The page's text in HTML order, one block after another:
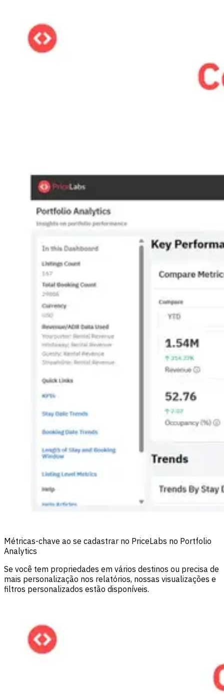
Métricas-chave ao se cadastrar no PriceLabs no Portfolio
Analytics
Se você tem propriedades em vários destinos ou precisa de
mais personalização nos relatórios, nossas visualizações e
filtros personalizados estão disponíveis.